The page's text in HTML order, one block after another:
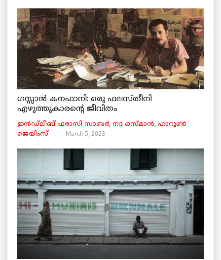
ഗസ്സാൻ കനഫാനി: ഒരു ഫലസ്തീനി
എഴുത്തുകാരന്റെ ജീവിതം
ഇൻഡ്ലീബ് ​​ഫരാസി സാബർ, നദ്ദ ഒസ്മാൻ, ഹാറൂൺ
ജെയിംസ്
March 5, 2023